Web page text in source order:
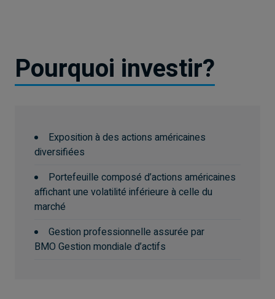
Pourquoi investir?
Exposition à des actions américaines
diversifiées
Portefeuille composé d’actions américaines
affichant une volatilité inférieure à celle du
marché
Gestion professionnelle assurée par
BMO Gestion mondiale d’actifs